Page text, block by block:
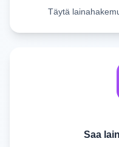
Täytä
Saa